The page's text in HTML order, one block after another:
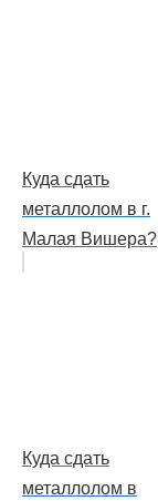
Куда сдать
металлолом в г.
Малая Вишера?
Куда сдать
металлолом в